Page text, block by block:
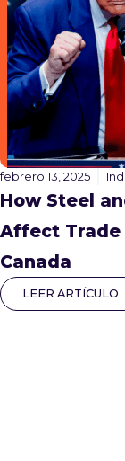
febrero 13, 2025
How Steel
Affect Trade
Canada
LEER ARTÍCULO